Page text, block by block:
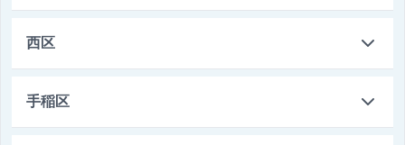
私は、本契約（本申込みを含む。以下同じ）および本契
札幌市豊平区平岸2条9丁目2番15号
011-881-2855
南支店
011-591-4111
西区
琴似支店
手稲区